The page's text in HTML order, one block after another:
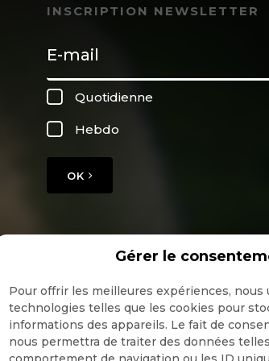
Gérer le
Pour offrir les meilleures expériences, nous
technologies telles que les cookies pour
informations des appareils. Le fait de
nous permettra de traiter des données
INSCRIPTION NEWSLETTER
Quotidienne
Hebdo
OK